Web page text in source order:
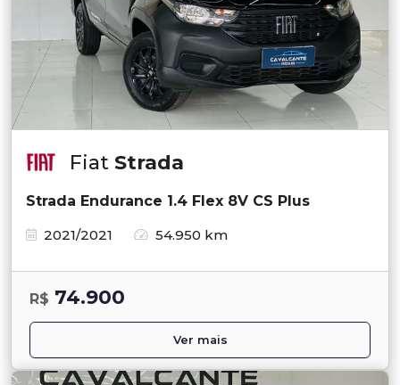
Fiat Strada
Strada Endurance 1.4 Flex 8V CS Plus
2021/2021
54.950 km
R$ 74.900
Ver mais